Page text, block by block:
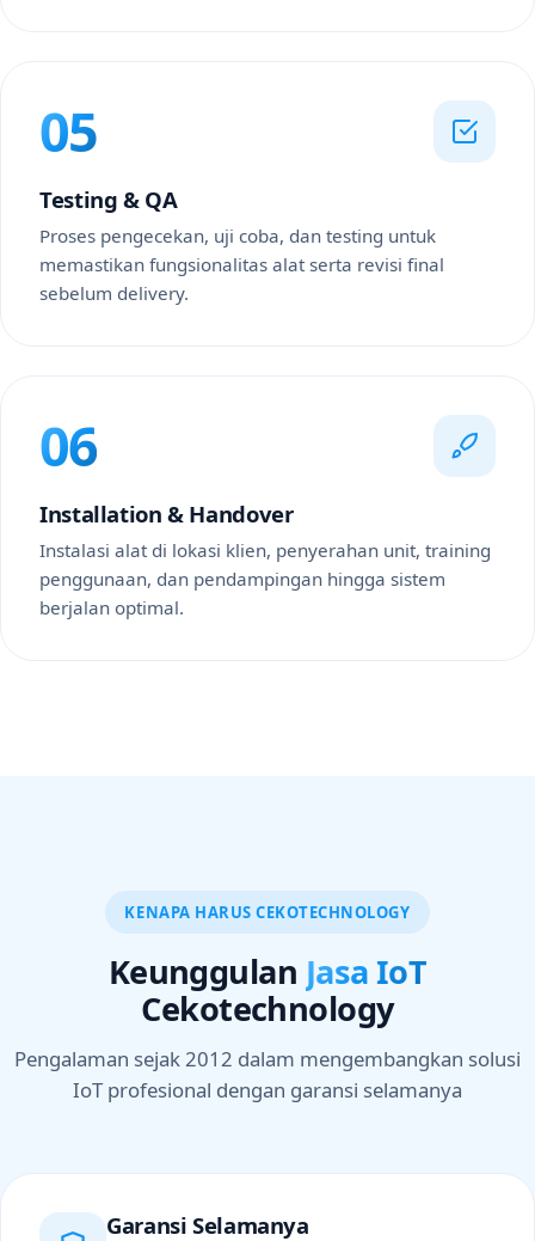
05
Testing & QA
Proses pengecekan, uji coba, dan testing untuk
memastikan fungsionalitas alat serta revisi final
sebelum delivery.
06
Installation & Handover
Instalasi alat di lokasi klien, penyerahan unit, training
penggunaan, dan pendampingan hingga sistem
berjalan optimal.
KENAPA HARUS CEKOTECHNOLOGY
Keunggulan Jasa IoT
Cekotechnology
Pengalaman sejak 2012 dalam mengembangkan solusi
IoT profesional dengan garansi selamanya
Garansi Selamanya